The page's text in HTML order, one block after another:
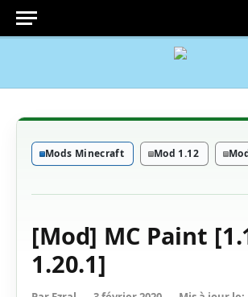
Mods Minecraft Mod 1.12
[Mod] MC Paint
1.20.1]